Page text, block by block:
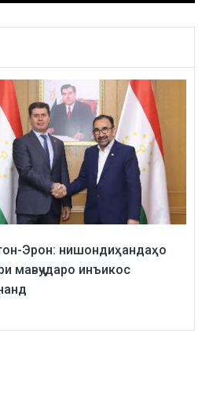
Эрон: нишондиҳандаҳо
мавҷударо инъикос